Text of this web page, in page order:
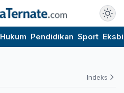
Hukum Pendidikan Sport
Indeks